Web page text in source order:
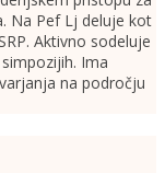
Na Pef Lj deluje kot
Aktivno sodeluje
Ima
na področju